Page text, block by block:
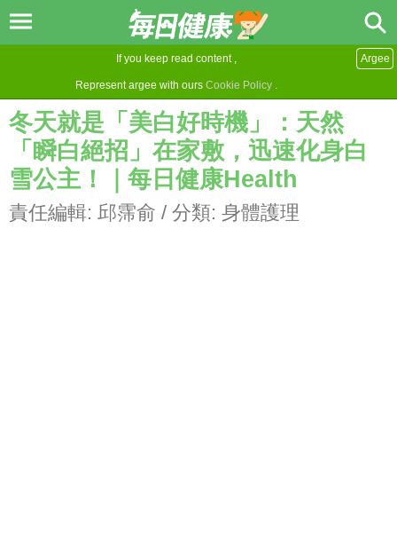
If you keep read content ,
Represent argee with ours Cookie Policy .
Argee
冬天就是「美白好時機」：天然
「瞬白絕招」在家敷，迅速化身白
雪公主！｜每日健康Health
責任編輯: 邱霈俞 / 分類: 身體護理